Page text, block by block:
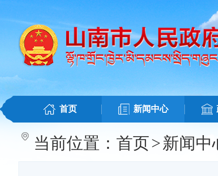
首页 新闻中心
当前位置： 首页>新闻中